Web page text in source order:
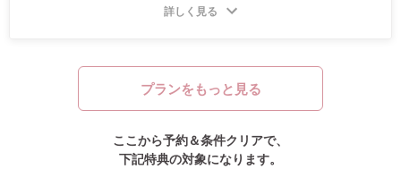
詳しく見る
プランをもっと見る
ここから予約＆条件クリアで、
下記特典の対象になります。